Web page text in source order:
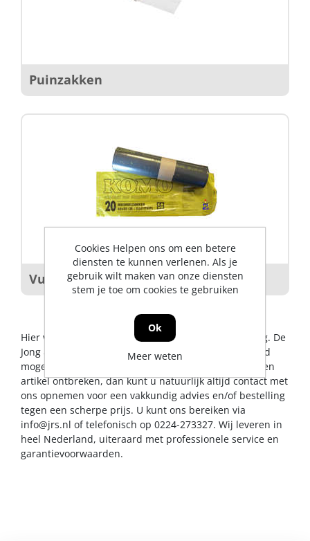
Puinzakken
Vuilniszakken
Hier vindt u alles op het gebied van afvalverzameling. De
Jong & Roos BV probeert u op dit gebied een zo breed
mogelijk assortiment aan te bieden. Mocht er toch een
artikel ontbreken, dan kunt u natuurlijk altijd contact met
ons opnemen voor een vakkundig advies en/of bestelling
tegen een scherpe prijs. U kunt ons bereiken via
info@jrs.nl of telefonisch op 0224-273327. Wij leveren in
heel Nederland, uiteraard met professionele service en
garantievoorwaarden.
Cookies Helpen ons om een betere
diensten te kunnen verlenen. Als je
gebruik wilt maken van onze diensten
stem je toe om cookies te gebruiken
Ok
Meer weten